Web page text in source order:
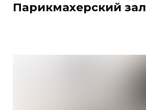
Парикмахерский зал